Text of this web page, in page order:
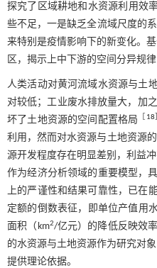
探究了区域耕地和水资源利用效
些不足，一是缺乏全流域尺度的
来特别是疫情影响下的新变化。
区，揭示上中下游的空间分异规
人类活动对黄河流域水资源与土
对较低；工业废水排放量大，加
坏了土地资源的空间配置格局
18
利用，然而对水资源与土地资源
源开发程度存在明显差别，利益
作为经济分析领域的重要模型，
上的严谨性和结果可靠性，已在
定额的倒数表征，即单位产值用
面积（km2/亿元）的降低反映效
的水资源与土地资源作为研究对
提供理论依据。